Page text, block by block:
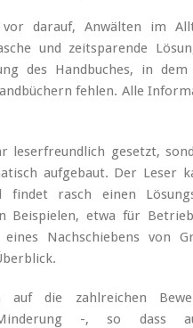
darauf, Anwälten im
und zeitsparende
des Handbuches, in
fehlen. Alle
leserfreundlich gesetzt,
aufgebaut. Der Leser
findet rasch einen
Beispielen, etwa für
Nachschiebens von
auf die zahlreichen
-, so dass